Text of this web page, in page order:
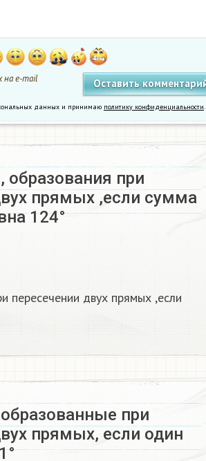
на e-mail
данных и принимаю политику конфиденциальности.
образования при
прямых ,если сумма
124°​
пересечении двух прямых ,если
при
прямых, если один